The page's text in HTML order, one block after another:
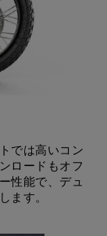
では高いコン
ロードもオフ
性能で、デュ
ます。